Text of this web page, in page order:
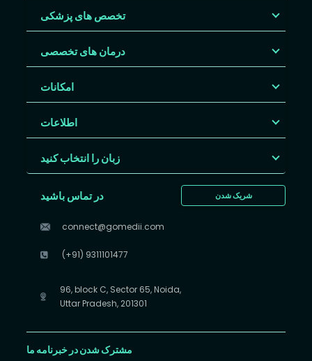
تخصص های پزشکی
درمان های تخصصی
امکانات
اطلاعات
زبان را انتخاب کنید
شریک شدن در تماس باشید
connect@gomedii.com
(+91) 9311101477
96, block C, Sector 65, Noida,
Uttar Pradesh, 201301
مشترک شدن در خبرنامه ما